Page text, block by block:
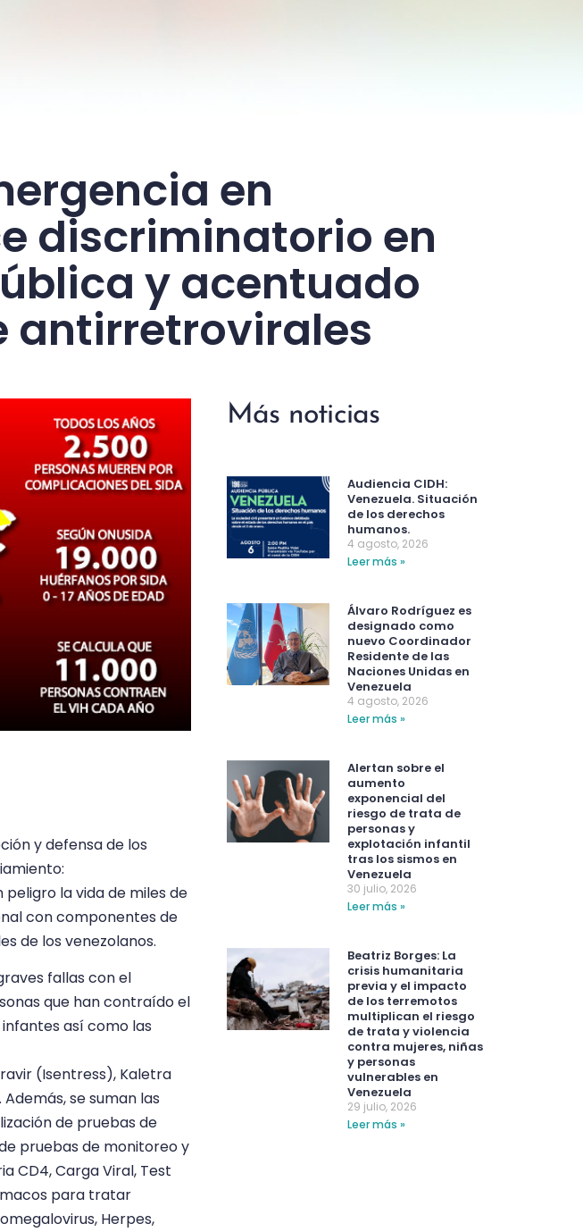
en
discriminatorio en
y acentuado
antirretrovirales
y defensa de los
peligro la vida de miles de
con componentes de
de los venezolanos.
fallas con el
que han contraído el
así como las
(Isentress), Kaletra
se suman las
de pruebas de
pruebas de monitoreo y
CD4, Carga Viral, Test
para tratar
Herpes,
Más noticias
Audiencia CIDH:
Venezuela. Situación
de los derechos
humanos.
4 agosto, 2026
Leer más »
Álvaro Rodríguez es
designado como
nuevo Coordinador
Residente de las
Naciones Unidas en
Venezuela
4 agosto, 2026
Leer más »
Alertan sobre el
aumento
exponencial del
riesgo de trata de
personas y
explotación infantil
tras los sismos en
Venezuela
30 julio, 2026
Leer más »
Beatriz Borges: La
crisis humanitaria
previa y el impacto
de los terremotos
multiplican el riesgo
de trata y violencia
contra mujeres, niñas
y personas
vulnerables en
Venezuela
29 julio, 2026
Leer más »